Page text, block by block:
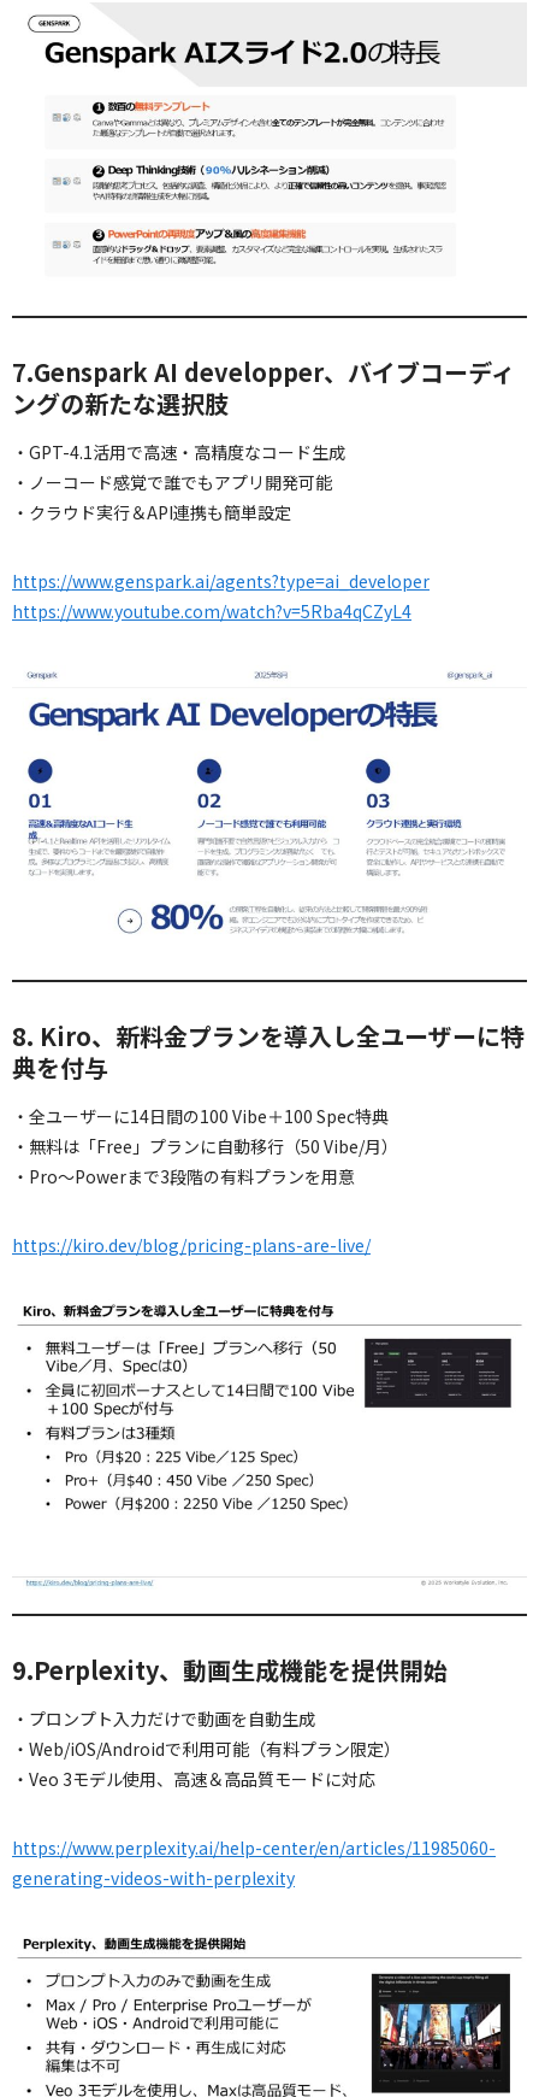
7.Genspark AI developper、バイブコーディ
ングの新たな選択肢
・GPT-4.1活用で高速・高精度なコード生成
・ノーコード感覚で誰でもアプリ開発可能
・クラウド実行＆API連携も簡単設定
https://www.genspark.ai/agents?type=ai_developer
https://www.youtube.com/watch?v=5Rba4qCZyL4
8. Kiro、新料金プランを導入し全ユーザーに特
典を付与
・全ユーザーに14日間の100 Vibe＋100 Spec特典
・無料は「Free」プランに自動移行（50 Vibe/月）
・Pro〜Powerまで3段階の有料プランを用意
https://kiro.dev/blog/pricing-plans-are-live/
9.Perplexity、動画生成機能を提供開始
・プロンプト入力だけで動画を自動生成
・Web/iOS/Androidで利用可能（有料プラン限定）
・Veo 3モデル使用、高速＆高品質モードに対応
https://www.perplexity.ai/help-center/en/articles/11985060-
generating-videos-with-perplexity